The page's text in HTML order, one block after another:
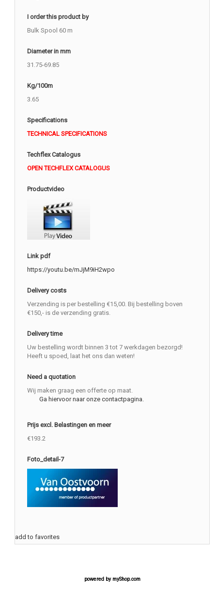
I order this product by
Bulk Spool 60 m
Diameter in mm
31.75-69.85
Kg/100m
3.65
Specifications
TECHNICAL SPECIFICATIONS
Techflex Catalogus
OPEN TECHFLEX CATALOGUS
Productvideo
Link pdf
https://youtu.be/mJjM9iH2wpo
Delivery costs
Verzending is per bestelling €15,00. Bij bestelling boven
€150,- is de verzending gratis.
Delivery time
Uw bestelling wordt binnen 3 tot 7 werkdagen bezorgd!
Heeft u spoed, laat het ons dan weten!
Need a quotation
Wij maken graag een offerte op maat.
Ga hiervoor naar onze contactpagina.
Prijs excl. Belastingen en meer
€193.2
Foto_detail-7
add to favorites
powered by myShop.com